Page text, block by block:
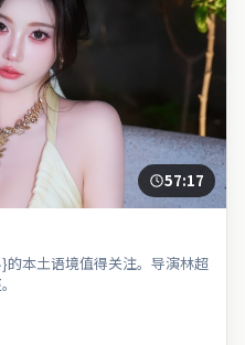
57:17
本土语境值得关注。导演林超